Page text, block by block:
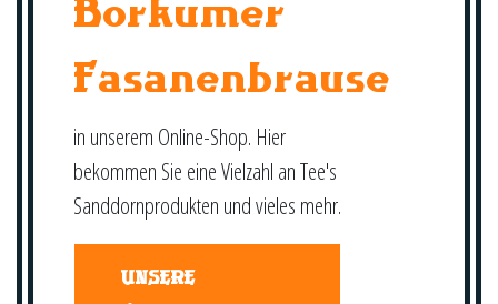
Borkumer
Fasanenbrause
in unserem Online-Shop. Hier
bekommen Sie eine Vielzahl an Tee's
Sanddornprodukten und vieles mehr.
UNSERE